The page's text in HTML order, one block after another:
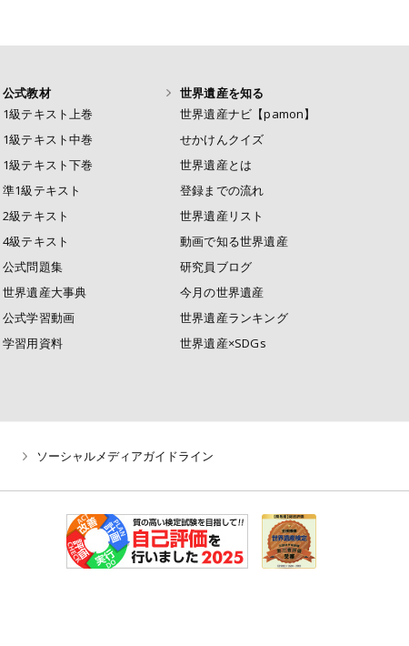
公式教材
1級テキスト上巻
1級テキスト中巻
1級テキスト下巻
準1級テキスト
2級テキスト
4級テキスト
公式問題集
世界遺産大事典
公式学習動画
学習用資料
世界遺産を知る
世界遺産ナビ【pamon】
せかけんクイズ
世界遺産とは
登録までの流れ
世界遺産リスト
動画で知る世界遺産
研究員ブログ
今月の世界遺産
世界遺産ランキング
世界遺産×SDGs
ソーシャルメディアガイドライン